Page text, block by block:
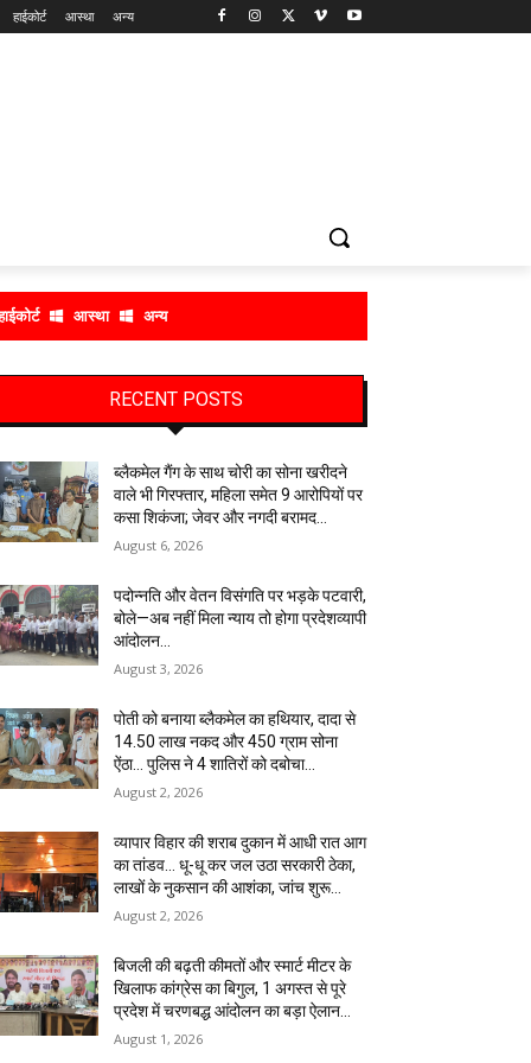
हाईकोर्ट आस्था अन्य
आस्था अन्य
RECENT POSTS
ब्लैकमेल गैंग के साथ चोरी का सोना खरीदने
वाले भी गिरफ्तार, महिला समेत 9 आरोपियों पर
कसा शिकंजा; जेवर और नगदी बरामद…
August 6, 2026
पदोन्नति और वेतन विसंगति पर भड़के पटवारी,
बोले—अब नहीं मिला न्याय तो होगा प्रदेशव्यापी
आंदोलन…
August 3, 2026
पोती को बनाया ब्लैकमेल का हथियार, दादा से
14.50 लाख नकद और 450 ग्राम सोना
ऐंठा… पुलिस ने 4 शातिरों को दबोचा…
August 2, 2026
व्यापार विहार की शराब दुकान में आधी रात आग
का तांडव… धू-धू कर जल उठा सरकारी ठेका,
लाखों के नुकसान की आशंका, जांच शुरू…
August 2, 2026
बिजली की बढ़ती कीमतों और स्मार्ट मीटर के
खिलाफ कांग्रेस का बिगुल, 1 अगस्त से पूरे
प्रदेश में चरणबद्ध आंदोलन का बड़ा ऐलान…
August 1, 2026